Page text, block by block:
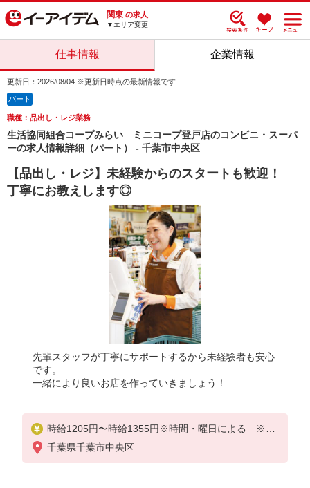
関東 の求人
▼エリア変更
仕事情報 企業情報
更新日：2026/08/04 ※更新日時点の最新情報です
パート
職種：品出し・レジ業務
生活協同組合コープみらい ミニコープ登戸店のコンビニ・スーパ
ーの求人情報詳細（パート） - 千葉市中央区
【品出し・レジ】未経験からのスタートも歓迎！
丁寧にお教えします◎
先輩スタッフが丁寧にサポートするから未経験者も安心
です。
一緒により良いお店を作っていきましょう！
時給1205円〜時給1355円※時間・曜日による ※加
給含む
千葉県千葉市中央区